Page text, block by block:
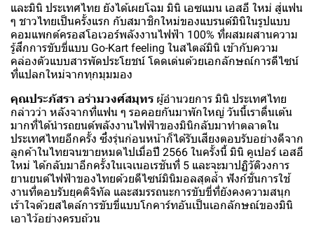
และมินิ ประเทศไทย ยังได้เผยโฉม มินิ เอซแมน เอสอี ใหม่ สู่แฟน
ๆ ชาวไทยเป็นครั้งแรก กับสมาชิกใหม่ของแบรนด์มินิในรูปแบบ
คอมแพกต์ครอสโอเวอร์พลังงานไฟฟ้า 100% ที่ผสมผสานความ
รู้สึกการขับขี่แบบ Go-Kart feeling ในสไตล์มินิ เข้ากับความ
คล่องตัวแบบสารพัดประโยชน์ โดดเด่นด้วยเอกลักษณ์การดีไซน์
ที่แปลกใหม่จากทุกมุมมอง
คุณประภัสรา อร่ามวงศ์สมุทร ผู้อำนวยการ มินิ ประเทศไทย
กล่าวว่า หลังจากที่แฟน ๆ รอคอยกันมาพักใหญ่ วันนี้เราตื่นเต้น
มากที่ได้นำรถยนต์พลังงานไฟฟ้าของมินิกลับมาทำตลาดใน
ประเทศไทยอีกครั้ง ซึ่งรุ่นก่อนหน้าก็ได้รับเสียงตอบรับอย่างดีจาก
ลูกค้าในไทยจนขายหมดไปเมื่อปี 2566 ในครั้งนี้ มินิ คูเปอร์ เอสอี
ใหม่ ได้กลับมาอีกครั้งในเจเนอเรชันที่ 5 และจะมาปฏิวัติวงการ
ยานยนต์ไฟฟ้าของไทยด้วยดีไซน์มินิมอลสุดล้ำ ฟังก์ชั่นการใช้
งานที่ตอบรับยุคดิจิทัล และสมรรถนะการขับขี่ที่ยังคงความสนุก
เร้าใจด้วยสไตล์การขับขี่แบบโกคาร์ทอันเป็นเอกลักษณ์ของมินิ
เอาไว้อย่างครบถ้วน